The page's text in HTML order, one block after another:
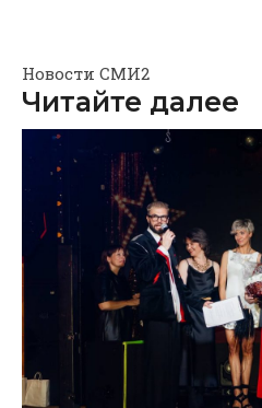
Новости СМИ2
Читайте далее